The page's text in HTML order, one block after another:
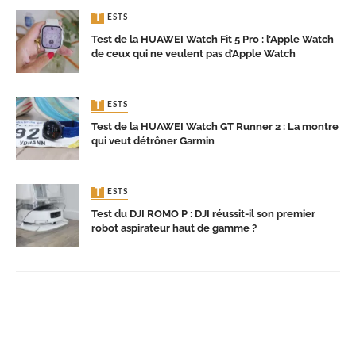
TESTS
Test de la HUAWEI Watch Fit 5 Pro : l’Apple Watch
de ceux qui ne veulent pas d’Apple Watch
TESTS
Test de la HUAWEI Watch GT Runner 2 : La montre
qui veut détrôner Garmin
TESTS
Test du DJI ROMO P : DJI réussit-il son premier
robot aspirateur haut de gamme ?